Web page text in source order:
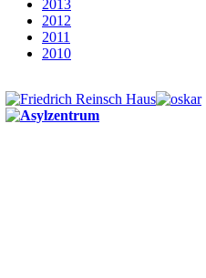
2013
2012
2011
2010